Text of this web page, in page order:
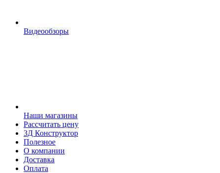
Видеообзоры
Наши магазины
Рассчитать цену
3Д Конструктор
Полезное
О компании
Доставка
Оплата